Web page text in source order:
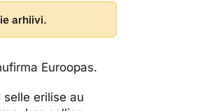
arhiivi.
Euroopas.
erilise au